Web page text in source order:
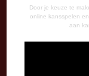
Door je keuze te
online kansspelen
aan